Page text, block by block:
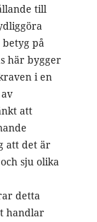
till
på
här bygger
i en
att
att det är
sju olika
detta
handlar